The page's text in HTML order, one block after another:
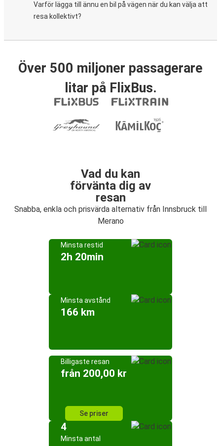
Varför lägga till ännu en bil på vägen när du kan välja att
resa kollektivt?
Över 500 miljoner passagerare
litar på FlixBus.
Vad du kan
förvänta dig av
resan
Snabba, enkla och prisvärda alternativ från Innsbruck till
Merano
Minsta restid
2h 20min
Minsta avstånd
166 km
Billigaste resan
från 200,00 kr
Se priser
4
Minsta antal